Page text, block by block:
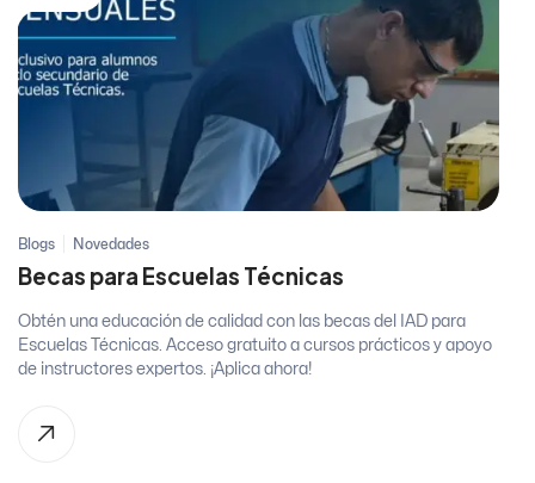
Blogs Novedades
Becas para Escuelas Técnicas
Obtén una educación de calidad con las becas del IAD para
Escuelas Técnicas. Acceso gratuito a cursos prácticos y apoyo
de instructores expertos. ¡Aplica ahora!